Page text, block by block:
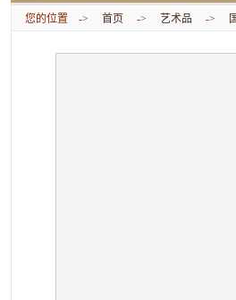
您的位置 -> 首页 -> 艺术品 ->